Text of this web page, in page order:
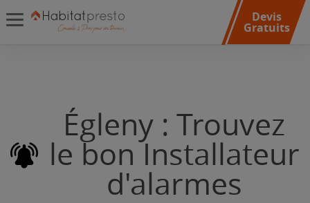
Devis
Gratuits
Égleny : Trouvez
le bon Installateur
d'alarmes